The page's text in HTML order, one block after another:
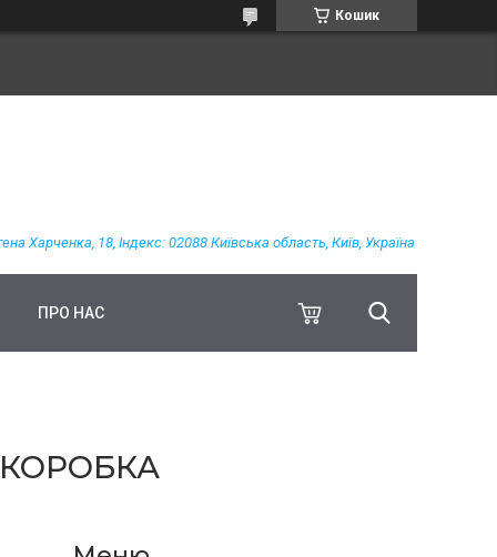
Кошик
Харченка, 18, Індекс: 02088 Київська область, Київ, Україна
ПРО НАС
КОРОБКА